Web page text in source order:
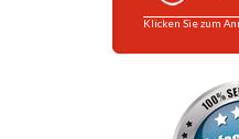
Klicken Sie zum